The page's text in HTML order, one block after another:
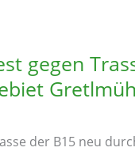
gegen
der B15 neu